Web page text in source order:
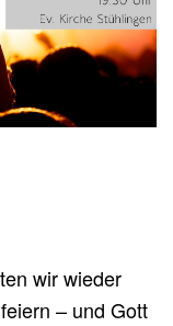
wir wieder
– und Gott